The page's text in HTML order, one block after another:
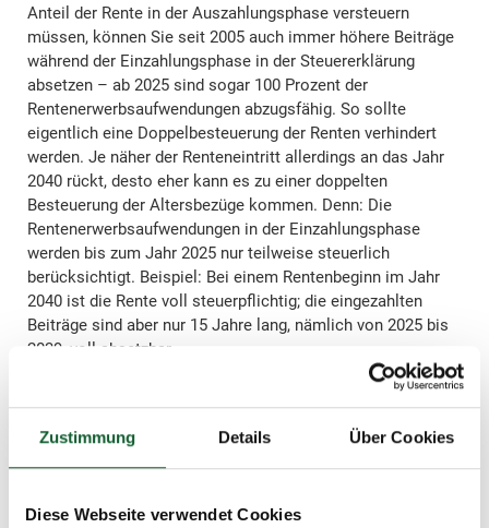
Zustimmung Details Über Cookies
Diese Webseite verwendet Cookies
Anteil der Rente in der Auszahlungsphase versteuern
müssen, können Sie seit 2005 auch immer höhere Beiträge
während der Einzahlungsphase in der Steuererklärung
absetzen – ab 2025 sind sogar 100 Prozent der
Rentenerwerbsaufwendungen abzugsfähig. So sollte
eigentlich eine Doppelbesteuerung der Renten verhindert
werden. Je näher der Renteneintritt allerdings an das Jahr
2040 rückt, desto eher kann es zu einer doppelten
Besteuerung der Altersbezüge kommen. Denn: Die
Rentenerwerbsaufwendungen in der Einzahlungsphase
werden bis zum Jahr 2025 nur teilweise steuerlich
berücksichtigt. Beispiel: Bei einem Rentenbeginn im Jahr
2040 ist die Rente voll steuerpflichtig; die eingezahlten
Beiträge sind aber nur 15 Jahre lang, nämlich von 2025 bis
2039, voll absetzbar.
Ist die Doppelbesteuerung der Renten
verfassungswidrig?
Die Besteuerungsanteile in der Einzahlungs- und in der
abgestimmt sein – obwohl genau das der Auftrag des